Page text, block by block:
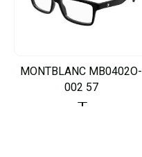
MONTBLANC MB0402O-
002 57